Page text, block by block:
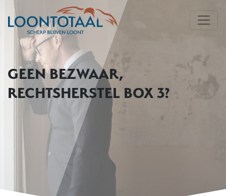
GEEN BEZWAAR,
RECHTSHERSTEL BOX 3?